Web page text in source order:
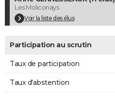
S'inscrire
Se connecter
Lycées
Collèges
Primaires
Universités
Entreprises
Service militaire
Avis de recherche
AVIS DE DÉCÈS
Bricolage
Television
Les Moliconays
Voir la liste des élus
Participation au scrutin
Taux de participation
Taux d'abstention